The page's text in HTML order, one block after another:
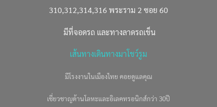
310,312,314,316 พระราม 2 ซอย 60
มีที่จอดรถ และทางลาดรถเข็น
เส้นทางเดินทางมาโชว์รูม
มีโรงงานในเมืองไทย คอยดูแลคุณ
เชี่ยวชาญด้านโลหะและอิเลคทรอนิกส์กว่า 30ปี